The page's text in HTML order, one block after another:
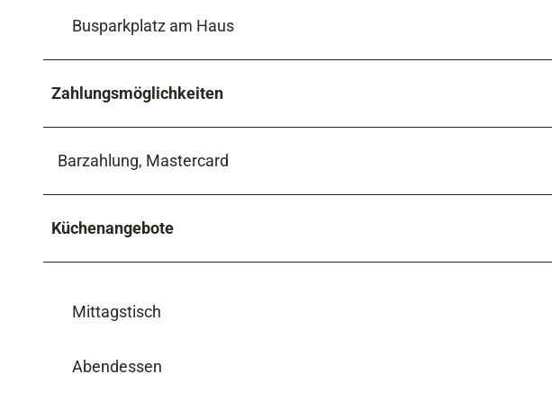
Busparkplatz am Haus
Zahlungsmöglichkeiten
Barzahlung, Mastercard
Küchenangebote
Mittagstisch
Abendessen